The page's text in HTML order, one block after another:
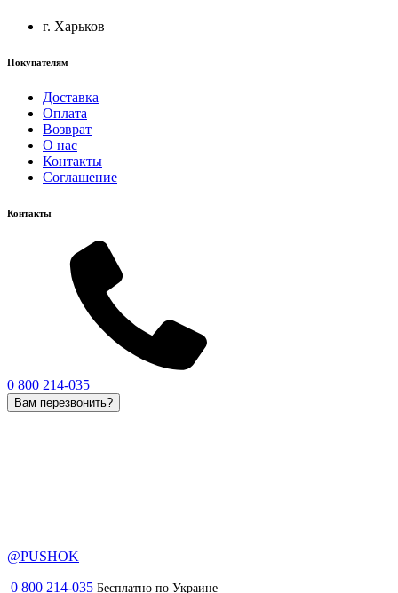
г. Харьков
Покупателям
Доставка
Оплата
Возврат
О нас
Контакты
Соглашение
Контакты
0 800 214-035
Вам перезвонить?
@PUSHOK
0 800 214-035 Бесплатно по Украине